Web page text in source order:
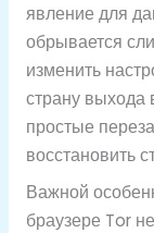
явление для
обрывается
изменить
страну выхода
простые
восстановить
Важной
браузере Tor